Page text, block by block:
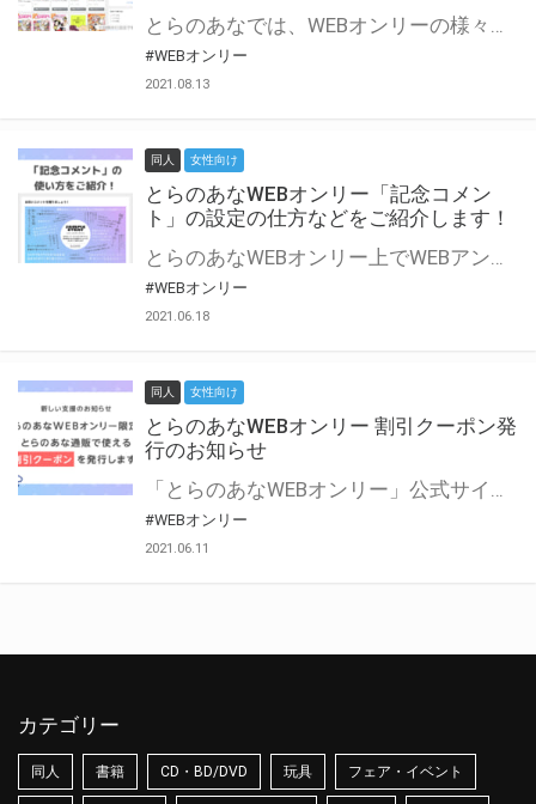
とらのあなでは、WEBオンリーの様々な支援を実施しています。 今回は2021年9月に実装を予定しているアップデート情報についてご紹介いたします。 とらのあなWEBオンリーサイトはこちら
#WEBオンリー
2021.08.13
同人 女性向け
とらのあなWEBオンリー「記念コメン
ト」の設定の仕方などをご紹介します！
とらのあなWEBオンリー上でWEBアンソロジーが作成できる「記念コメント」について、その使い方や作成手順を解説します！ 支援タイプを「サークル参加型」「サークル参加型・マルシェ(イベント会場)機能付き」でお申し込みいただいている主催者様はぜひご活用ください♪ とらのあなWEBオンリーサイトはこちら
#WEBオンリー
2021.06.18
同人 女性向け
とらのあなWEBオンリー 割引クーポン発
行のお知らせ
「とらのあなWEBオンリー」公式サイトでとらのあな通販の「割引クーポン」を配布中！ イベントごとに開催当日限定で使える割引クーポンのシリアルコードを発行します。 とらのあなWEBオンリーのページをチェックして、イベント当日にお得にお買い物を楽しみましょう♪ ※本キャンペーンは予告なく終了する場合がございます。 とらのあなWEBオンリーサイトはこちら
#WEBオンリー
2021.06.11
カテゴリー
同人 書籍 CD・BD/DVD 玩具 フェア・イベント